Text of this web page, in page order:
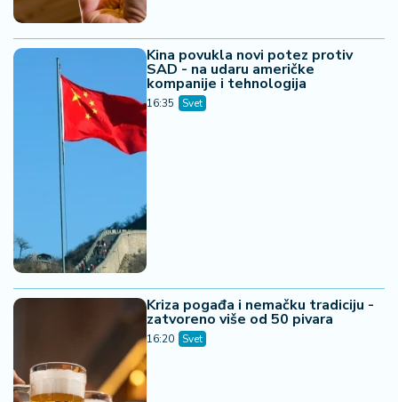
Kina povukla novi potez protiv
SAD - na udaru američke
kompanije i tehnologija
16:35 Svet
Kriza pogađa i nemačku tradiciju -
zatvoreno više od 50 pivara
16:20 Svet